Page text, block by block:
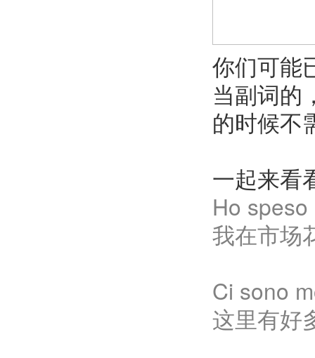
你们可能
当副词的
的时候不
一起来看
Ho
我在市场
Ci sono
这里有好